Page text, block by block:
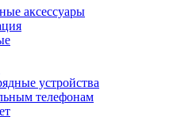
аксессуары
устройства
телефонам